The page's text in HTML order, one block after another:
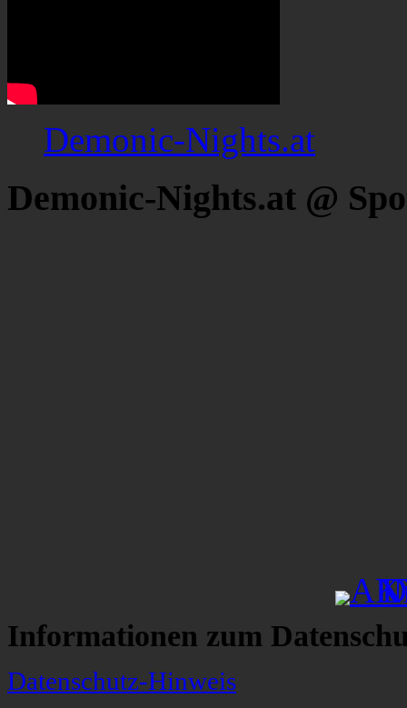
Demonic-Nights.at
Demonic-Nights.at @
Informationen zum
Datenschutz-Hinweis